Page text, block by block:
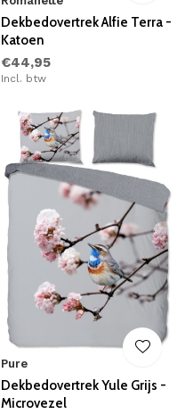
Dekbedovertrek Alfie Terra -
Katoen
€44,95
Incl. btw
Pure
Dekbedovertrek Yule Grijs -
Microvezel